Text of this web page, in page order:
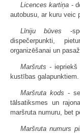
Licences kartiņa -
autobusu, ar kuru veic
Līniju būves -
dispečerpunkti,
organizēšanai un
Maršruts - iepriekš
kustības galapunktiem.
Maršruta kods -
tālsatiksmes un
maršruta numuru, bet
Maršruta numurs